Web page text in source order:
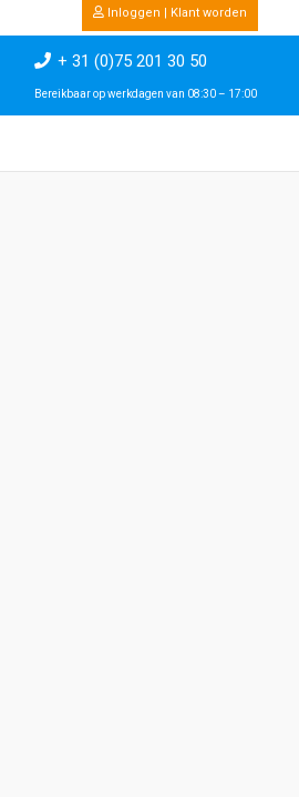
Inloggen | Klant worden
+ 31 (0)75 201 30 50
Bereikbaar op werkdagen van 08:30 – 17:00